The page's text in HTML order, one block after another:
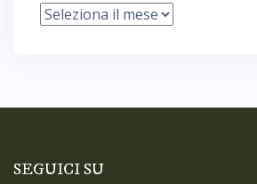
Archivi
SEGUICI SU